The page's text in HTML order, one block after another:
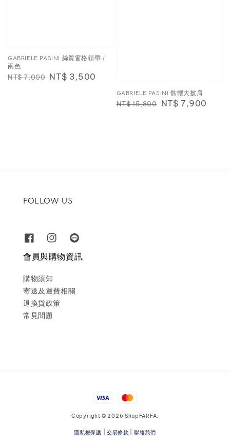
GABRIELE PASINI 絲質窗格領帶 /
兩色
Regular
NT$ 7,000 Sale
NT$ 3,500
GABRIELE PASINI 骷髏大披肩
Regular
NT$ 15,800 Sale
NT$ 7,900
FOLLOW US
會員與購物資訊
購物須知
寄送及運費相關
退換貨政策
常見問題
Copyright © 2026 ShopFARFA.
隱私權保護 交易條款 聯絡我們